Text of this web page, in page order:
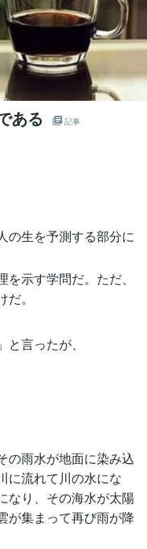
ある 記事
の生を予測する部分に
示す学問だ。ただ、
。
言ったが、
の雨水が地面に染み込
に流れて川の水にな
なり、その海水が太陽
が集まって再び雨が降